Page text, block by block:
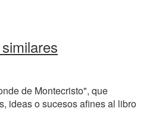
de Montecristo", que
ideas o sucesos afines al libro